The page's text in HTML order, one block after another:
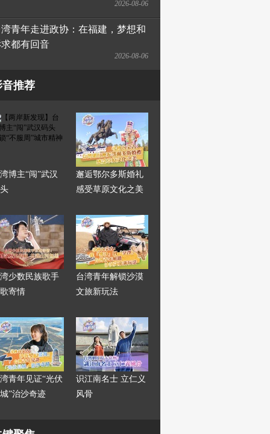
2026-08-06
青年走进政协：在福建，梦想和
都有回音
2026-08-06
音推荐
博主“闯”武汉
邂逅鄂尔多斯婚礼
感受草原文化之美
少数民族歌手
寄情
台湾青年解锁沙漠
文旅新玩法
青年见证“光伏
”治沙奇迹
识江南名士 立仁义
风骨